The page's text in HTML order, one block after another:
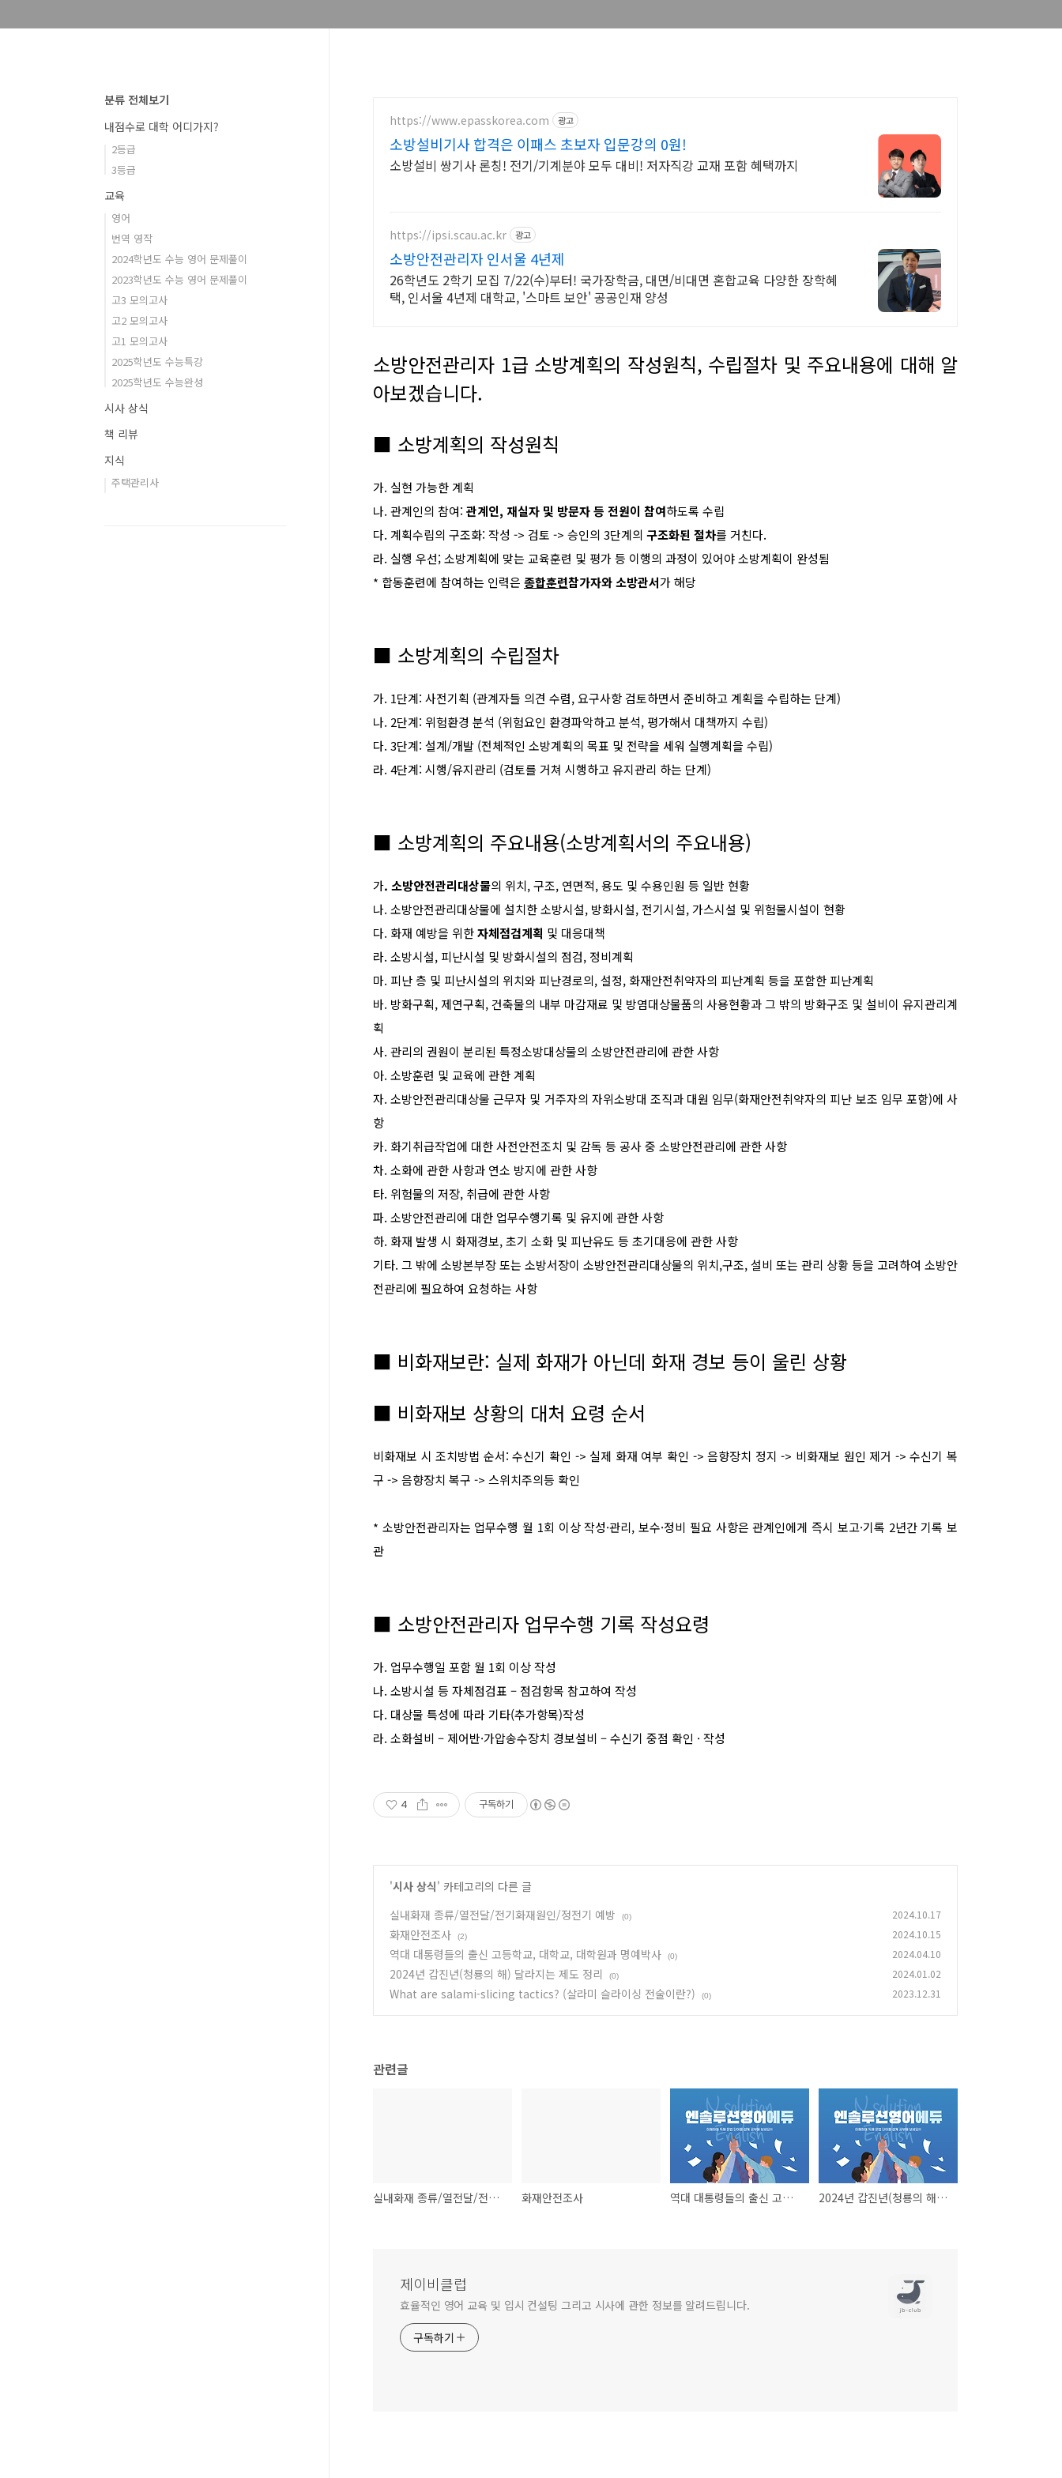
https://www.epasskorea.com 광고
소방설비기사 합격은 이패스 초보자 입문강의 0원!
소방설비 쌍기사 론칭! 전기/기계분야 모두 대비! 저자직강 교재 포함 혜택까지
https://ipsi.scau.ac.kr 광고
소방안전관리자 인서울 4년제
26학년도 2학기 모집 7/22(수)부터! 국가장학금, 대면/비대면 혼합교육 다양한 장학혜
택, 인서울 4년제 대학교, '스마트 보안' 공공인재 양성
소방안전관리자 1급 소방계획의 작성원칙, 수립절차 및 주요내용에 대해 알
아보겠습니다.
■ 소방계획의 작성원칙
가. 실현 가능한 계획
나. 관계인의 참여: 관계인, 재실자 및 방문자 등 전원이 참여하도록 수립
다. 계획수립의 구조화: 작성 -> 검토 -> 승인의 3단계의 구조화된 절차를 거친다.
라. 실행 우선;소방계획에 맞는 교육훈련 및 평가 등 이행의 과정이 있어야 소방계획이 완성됨
* 합동훈련에 참여하는 인력은 종합훈련참가자와 소방관서가 해당
■ 소방계획의 수립절차
가. 1단계: 사전기획 (관계자들 의견 수렴,요구사항 검토하면서 준비하고 계획을 수립하는 단계)
나. 2단계: 위험환경 분석 (위험요인 환경파악하고 분석, 평가해서 대책까지 수립)
다. 3단계: 설계/개발 (전체적인 소방계획의 목표 및 전략을 세워 실행계획을 수립)
라. 4단계: 시행/유지관리 (검토를 거쳐 시행하고 유지관리 하는 단계)
■ 소방계획의 주요내용(소방계획서의 주요내용)
가. 소방안전관리대상물의 위치,구조, 연면적,용도 및 수용인원 등 일반 현황
나. 소방안전관리대상물에 설치한 소방시설, 방화시설, 전기시설,가스시설 및 위험물시설이 현황
다. 화재 예방을 위한자체점검계획 및 대응대책
라. 소방시설, 피난시설 및 방화시설의 점검, 정비계획
마. 피난 층 및 피난시설의 위치와 피난경로의,설정, 화재안전취약자의 피난계획 등을 포함한 피난계획
바. 방화구획, 제연구획,건축물의 내부 마감재료 및 방염대상물품의 사용현황과 그 밖의 방화구조 및 설비이 유지관리계
획
사. 관리의 권원이 분리된 특정소방대상물의 소방안전관리에 관한 사항
아. 소방훈련 및 교육에 관한 계획
자.소방안전관리대상물 근무자 및 거주자의 자위소방대 조직과 대원 임무(화재안전취약자의 피난 보조 임무 포함)에 사
항
카. 화기취급작업에 대한 사전안전조치 및 감독 등 공사 중 소방안전관리에 관한 사항
차. 소화에 관한 사항과 연소 방지에 관한 사항
타. 위험물의 저장, 취급에 관한 사항
파. 소방안전관리에 대한 업무수행기록 및 유지에 관한 사항
하. 화재 발생 시 화재경보,초기 소화 및 피난유도 등 초기대응에 관한 사항
기타. 그 밖에 소방본부장 또는 소방서장이 소방안전관리대상물의 위치,구조,설비 또는 관리 상황 등을 고려하여 소방안
전관리에 필요하여 요청하는 사항
■ 비화재보란: 실제 화재가 아닌데 화재 경보 등이 울린 상황
■ 비화재보 상황의 대처 요령 순서
비화재보 시 조치방법 순서:수신기 확인 -> 실제 화재 여부 확인 ->음향장치 정지-> 비화재보 원인 제거 ->수신기 복
구 -> 음향장치 복구 -> 스위치주의등 확인
* 소방안전관리자는 업무수행 월 1회 이상 작성·관리, 보수·정비 필요 사항은 관계인에게 즉시 보고·기록 2년간 기록 보
관
■ 소방안전관리자 업무수행 기록 작성요령
가. 업무수행일 포함 월 1회 이상 작성
나. 소방시설 등 자체점검표 – 점검항목 참고하여 작성
다. 대상물 특성에 따라 기타(추가항목)작성
라. 소화설비 – 제어반·가압송수장치 경보설비 – 수신기 중점 확인 · 작성
4 구독하기
'시사 상식' 카테고리의 다른 글
실내화재 종류/열전달/전기화재원인/정전기 예방
(0) 2024.10.17
화재안전조사 (2) 2024.10.15
역대 대통령들의 출신 고등학교, 대학교, 대학원과 명예박사 (0) 2024.04.10
2024년 갑진년(청룡의 해) 달라지는 제도 정리 (0) 2024.01.02
What are salami-slicing tactics? (살라미 슬라이싱 전술이란?) (0) 2023.12.31
관련글
실내화재 종류/열전달/전기화재원인/정전기 예방 화재안전조사 역대 대통령들의 출신 고등학교, 대학교, 대학원과 명예박사 2024년 갑진년(청룡의 해) 달라지는 제도 정리
제이비클럽
효율적인 영어 교육 및 입시 컨설팅 그리고 시사에 관한 정보를 알려드립니다.
구독하기
분류 전체보기
내점수로 대학 어디가지?
2등급
3등급
교육
영어
번역 영작
2024학년도 수능 영어 문제풀이
2023학년도 수능 영어 문제풀이
고3 모의고사
고2 모의고사
고1 모의고사
2025학년도 수능특강
2025학년도 수능완성
시사 상식
책 리뷰
지식
주택관리사